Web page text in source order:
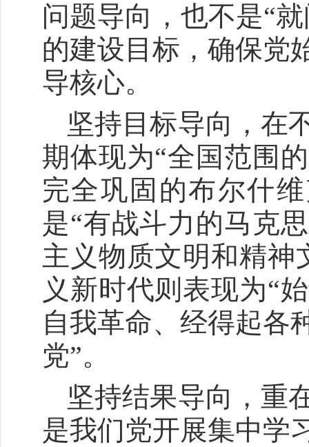
问题导向，也不是“
的建设目标，确保党
导核心。
坚持目标导向，在
期体现为“全国范围
完全巩固的布尔什
是“有战斗力的马克
主义物质文明和精神
义新时代则表现为“
自我革命、经得起各
党”。
坚持结果导向，重
是我们党开展集中学